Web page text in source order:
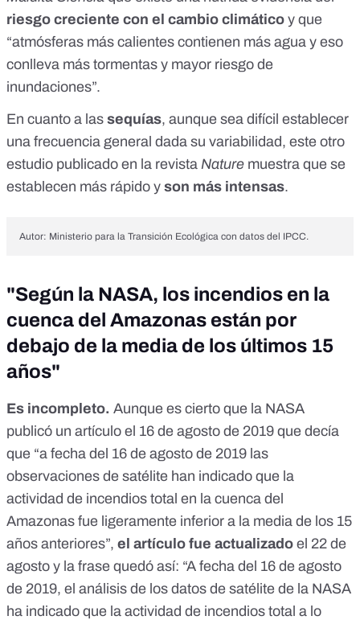
riesgo creciente con el cambio climático y que
“atmósferas más calientes contienen más agua y eso
conlleva más tormentas y mayor riesgo de
inundaciones”.
En cuanto a las sequías, aunque sea difícil establecer
una frecuencia general dada su variabilidad, este otro
estudio publicado en la revista Nature muestra que se
establecen más rápido y son más intensas.
Autor: Ministerio para la Transición Ecológica con datos del IPCC.
"Según la NASA, los incendios en la
cuenca del Amazonas están por
debajo de la media de los últimos 15
años"
Es incompleto. Aunque es cierto que la NASA
publicó un artículo el 16 de agosto de 2019 que decía
que “a fecha del 16 de agosto de 2019 las
observaciones de satélite han indicado que la
actividad de incendios total en la cuenca del
Amazonas fue ligeramente inferior a la media de los 15
años anteriores”, el artículo fue actualizado el 22 de
agosto y la frase quedó así: “A fecha del 16 de agosto
de 2019, el análisis de los datos de satélite de la NASA
ha indicado que la actividad de incendios total a lo